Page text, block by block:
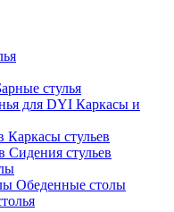
стулья
Каркасы и
Каркасы стульев
Сидения стульев
Обеденные столы